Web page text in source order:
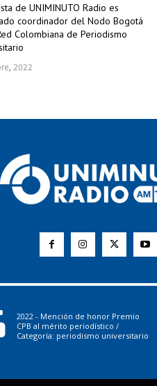
de UNIMINUTO Radio es
coordinador del Nodo Bogotá
Colombiana de Periodismo
2022
2022 - Mención de honor Premio
CPB al mérito periodístico /
Categoría: periodismo universitario